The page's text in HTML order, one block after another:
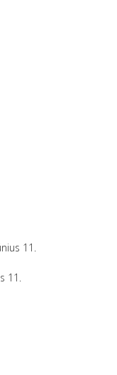
11.
11.